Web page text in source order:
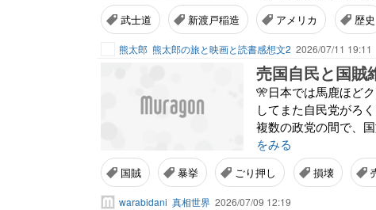
武士道 新渡戸稲造 アメリカ 歴史
熊太郎 熊太郎の旅と映画と読書感想文2 2026/07/11 19:11
🎌日本では馬鹿ほど
してまた自民党がろ
複数の政党の間で、
をみる
国賊 暴挙 ごり押し 損壊
warabidani 真相世界 2026/07/09 12:19